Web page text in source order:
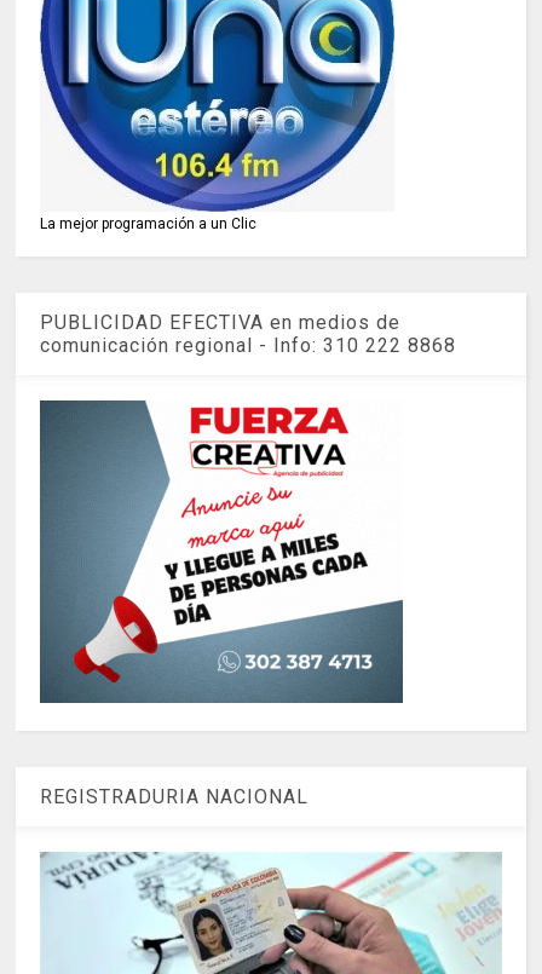
La mejor programación a un Clic
PUBLICIDAD EFECTIVA en medios de
comunicación regional - Info: 310 222 8868
REGISTRADURIA NACIONAL